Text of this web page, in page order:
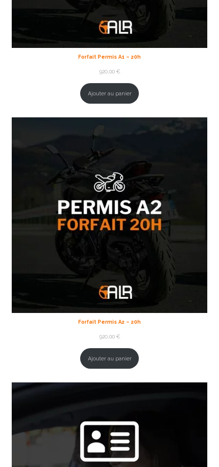
Forfait Permis A1 – 20h
920,00 €
Ajouter au panier
Forfait Permis A2 – 20h
920,00 €
Ajouter au panier